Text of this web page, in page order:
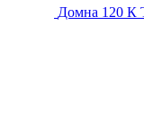
Домна 120